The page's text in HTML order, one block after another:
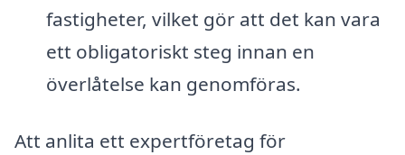
fastigheter, vilket gör att det kan vara
ett obligatoriskt steg innan en
överlåtelse kan genomföras.
Att anlita ett expertföretag för